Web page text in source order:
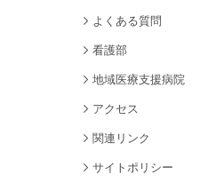
よくある質問
看護部
地域医療支援病院
アクセス
関連リンク
サイトポリシー